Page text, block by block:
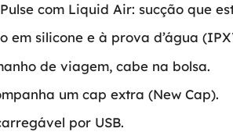
com Liquid Air: sucção que
em silicone e à prova d’água
de viagem, cabe na bolsa.
um cap extra (New Cap).
por USB.